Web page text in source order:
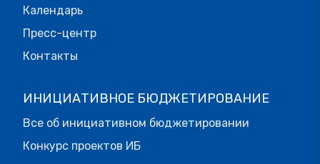
Календарь
Пресс-центр
Контакты
ИНИЦИАТИВНОЕ БЮДЖЕТИРОВАНИЕ
Все об инициативном бюджетировании
Конкурс проектов ИБ